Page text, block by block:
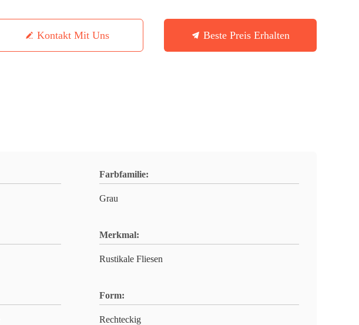
Kontakt Mit Uns Beste Preis Erhalten
Farbfamilie:
Grau
Merkmal:
Rustikale Fliesen
Form:
Rechteckig